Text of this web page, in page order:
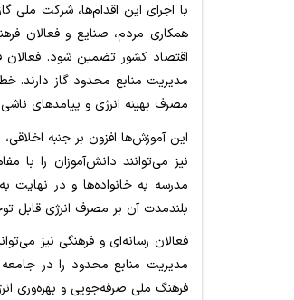
با اجرای این اقدام‌ها، شرکت ملی
همکاری مردم، صنایع و فعالان
اقتصاد کشور تضمین شود.
مدیریت منابع محدود گاز دارند.
مصرف بهینه انرژی و پیامدهای
این آموزش‌ها افزون بر جنبه
نیز می‌توانند دانش‌آموزان را با
مدرسه به خانواده‌ها و در نهایت
بلندمدت آن بر مصرف انرژی قابل
فعالان رسانه‌ای و فرهنگی نیز
مدیریت منابع محدود را در
فرهنگ ملی صرفه‌جویی و بهره‌وری